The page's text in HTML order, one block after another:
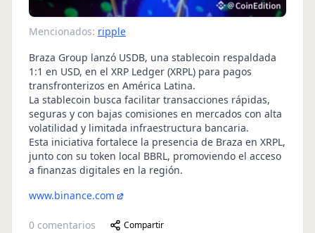
Mencionados: ripple
Braza Group lanzó USDB, una stablecoin respaldada
1:1 en USD, en el XRP Ledger (XRPL) para pagos
transfronterizos en América Latina.
La stablecoin busca facilitar transacciones rápidas,
seguras y con bajas comisiones en mercados con alta
volatilidad y limitada infraestructura bancaria.
Esta iniciativa fortalece la presencia de Braza en XRPL,
junto con su token local BBRL, promoviendo el acceso
a finanzas digitales en la región.
www.binance.com
0 comentarios Compartir